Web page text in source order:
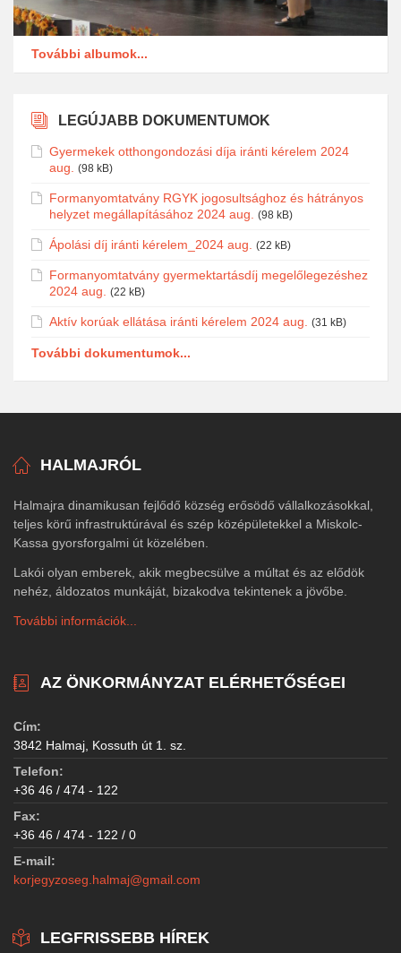
További albumok...
LEGÚJABB DOKUMENTUMOK
Gyermekek otthongondozási díja iránti kérelem 2024
aug. (98 kB)
Formanyomtatvány RGYK jogosultsághoz és hátrányos
helyzet megállapításához 2024 aug. (98 kB)
Ápolási díj iránti kérelem_2024 aug. (22 kB)
Formanyomtatvány gyermektartásdíj megelőlegezéshez
2024 aug. (22 kB)
Aktív korúak ellátása iránti kérelem 2024 aug. (31 kB)
További dokumentumok...
HALMAJRÓL
Halmajra dinamikusan fejlődő község erősödő vállalkozásokkal,
teljes körű infrastruktúrával és szép középületekkel a Miskolc-
Kassa gyorsforgalmi út közelében.
Lakói olyan emberek, akik megbecsülve a múltat és az elődök
nehéz, áldozatos munkáját, bizakodva tekintenek a jövőbe.
További információk...
AZ ÖNKORMÁNYZAT ELÉRHETŐSÉGEI
Cím:
3842 Halmaj, Kossuth út 1. sz.
Telefon:
+36 46 / 474 - 122
Fax:
+36 46 / 474 - 122 / 0
E-mail:
korjegyzoseg.halmaj@gmail.com
LEGFRISSEBB HÍREK